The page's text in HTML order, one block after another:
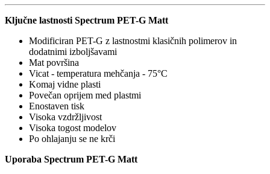
Ključne lastnosti Spectrum PET-G Matt
Modificiran PET-G z lastnostmi klasičnih polimerov in
dodatnimi izboljšavami
Mat površina
Vicat - temperatura mehčanja - 75°C
Komaj vidne plasti
Povečan oprijem med plastmi
Enostaven tisk
Visoka vzdržljivost
Visoka togost modelov
Po ohlajanju se ne krči
Uporaba Spectrum PET-G Matt